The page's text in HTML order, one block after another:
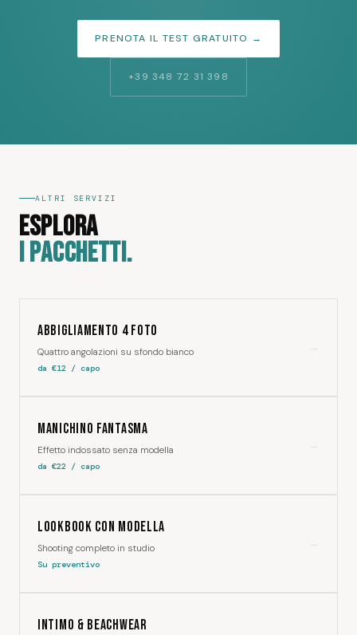
PRENOTA IL TEST GRATUITO →
+39 348 72 31 398
ALTRI SERVIZI
ESPLORA
I PACCHETTI.
Abbigliamento 4 foto
Quattro angolazioni su sfondo bianco
da €12 / capo
Manichino Fantasma
Effetto indossato senza modella
da €22 / capo
Lookbook con modella
Shooting completo in studio
Su preventivo
Intimo & Beachwear